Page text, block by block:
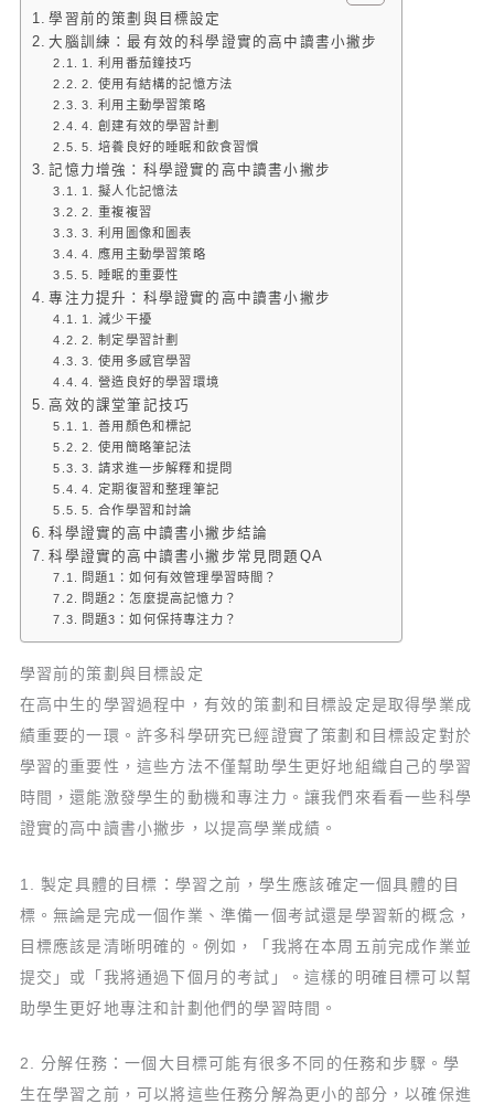
學習前的策劃與目標設定
大腦訓練：最有效的科學證實的高中讀書小撇步
1. 利用番茄鐘技巧
2. 使用有結構的記憶方法
3. 利用主動學習策略
4. 創建有效的學習計劃
5. 培養良好的睡眠和飲食習慣
記憶力增強：科學證實的高中讀書小撇步
1. 擬人化記憶法
2. 重複複習
3. 利用圖像和圖表
4. 應用主動學習策略
5. 睡眠的重要性
專注力提升：科學證實的高中讀書小撇步
1. 減少干擾
2. 制定學習計劃
3. 使用多感官學習
4. 營造良好的學習環境
高效的課堂筆記技巧
1. 善用顏色和標記
2. 使用簡略筆記法
3. 請求進一步解釋和提問
4. 定期復習和整理筆記
5. 合作學習和討論
科學證實的高中讀書小撇步結論
科學證實的高中讀書小撇步常見問題QA
問題1：如何有效管理學習時間？
問題2：怎麼提高記憶力？
問題3：如何保持專注力？
學習前的策劃與目標設定
在高中生的學習過程中，有效的策劃和目標設定是取得學業成
績重要的一環。許多科學研究已經證實了策劃和目標設定對於
學習的重要性，這些方法不僅幫助學生更好地組織自己的學習
時間，還能激發學生的動機和專注力。讓我們來看看一些科學
證實的高中讀書小撇步，以提高學業成績。
1. 製定具體的目標：學習之前，學生應該確定一個具體的目
標。無論是完成一個作業、準備一個考試還是學習新的概念，
目標應該是清晰明確的。例如，「我將在本周五前完成作業並
提交」或「我將通過下個月的考試」。這樣的明確目標可以幫
助學生更好地專注和計劃他們的學習時間。
2. 分解任務：一個大目標可能有很多不同的任務和步驟。學
生在學習之前，可以將這些任務分解為更小的部分，以確保進